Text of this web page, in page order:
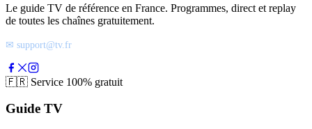
Le guide TV de référence en France. Programmes, direct et replay
de toutes les chaînes gratuitement.
✉ support@tv.fr
🇫🇷 Service 100% gratuit
Guide TV